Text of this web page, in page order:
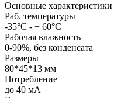
Основные характеристики
Раб. температуры
-35°C - + 60°C
Рабочая влажность
0-90%, без конденсата
Размеры
80*45*13 мм
Потребление
до 40 мА